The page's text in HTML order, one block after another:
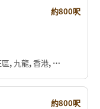
約800呎
九龍, 香港, 中国
約800呎